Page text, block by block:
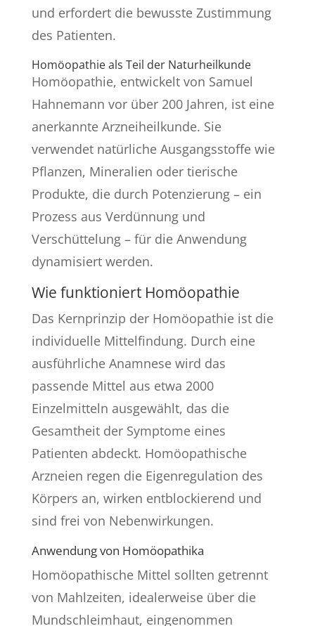
und erfordert die bewusste Zustimmung
des Patienten.
Homöopathie als Teil der Naturheilkunde
Homöopathie, entwickelt von Samuel
Hahnemann vor über 200 Jahren, ist eine
anerkannte Arzneiheilkunde. Sie
verwendet natürliche Ausgangsstoffe wie
Pflanzen, Mineralien oder tierische
Produkte, die durch Potenzierung – ein
Prozess aus Verdünnung und
Verschüttelung – für die Anwendung
dynamisiert werden.
Wie funktioniert Homöopathie
Das Kernprinzip der Homöopathie ist die
individuelle Mittelfindung. Durch eine
ausführliche Anamnese wird das
passende Mittel aus etwa 2000
Einzelmitteln ausgewählt, das die
Gesamtheit der Symptome eines
Patienten abdeckt. Homöopathische
Arzneien regen die Eigenregulation des
Körpers an, wirken entblockierend und
sind frei von Nebenwirkungen.
Anwendung von Homöopathika
Homöopathische Mittel sollten getrennt
von Mahlzeiten, idealerweise über die
Mundschleimhaut, eingenommen